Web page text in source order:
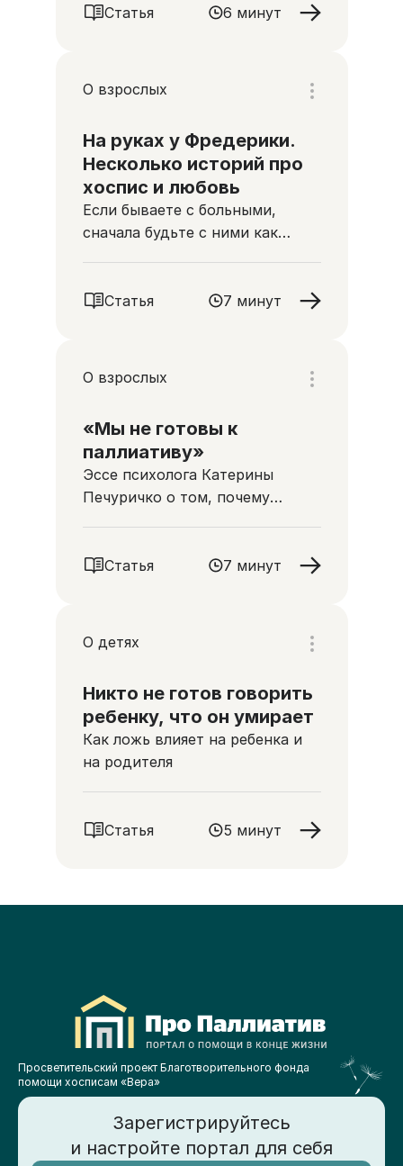
Статья
6 минут
О взрослых
На руках у Фредерики.
Несколько историй про
хоспис и любовь
Если бываете с больными,
сначала будьте с ними как
Статья
7 минут
О взрослых
«Мы не готовы к
паллиативу»
Эссе психолога Катерины
Печуричко о том, почему
близкого
Статья 7 минут
О детях
Никто не готов говорить
ребенку, что он умирает
Как ложь влияет на ребенка и
на родителя
Статья 5 минут
Просветительский проект Благотворительного фонда
помощи хосписам «Вера»
Зарегистрируйтесь
и настройте портал для себя